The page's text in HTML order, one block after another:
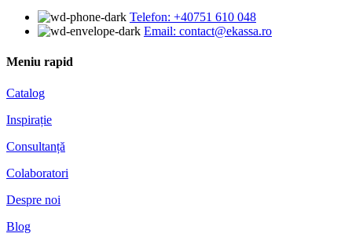
Telefon: +40751 610 048
Email: contact@ekassa.ro
Meniu rapid
Catalog
Inspirație
Consultanță
Colaboratori
Despre noi
Blog